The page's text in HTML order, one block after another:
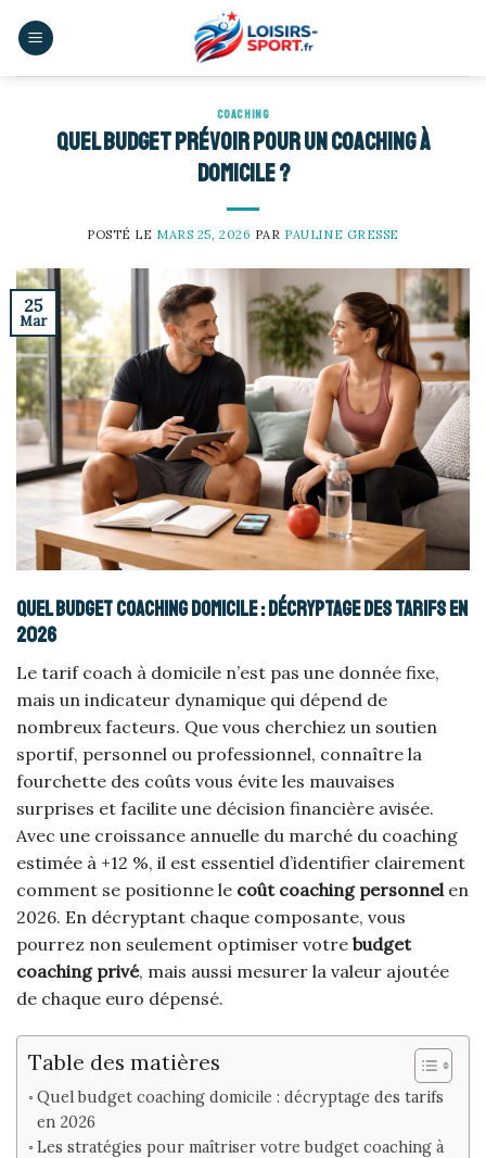
COACHING
Quel budget prévoir pour un coaching à
domicile ?
POSTÉ LE MARS 25, 2026 PAR PAULINE GRESSE
25
Mar
Quel budget coaching domicile : décryptage des tarifs en
2026
Le tarif coach à domicile n’est pas une donnée fixe,
mais un indicateur dynamique qui dépend de
nombreux facteurs. Que vous cherchiez un soutien
sportif, personnel ou professionnel, connaître la
fourchette des coûts vous évite les mauvaises
surprises et facilite une décision financière avisée.
Avec une croissance annuelle du marché du coaching
estimée à +12 %, il est essentiel d’identifier clairement
comment se positionne le coût coaching personnel en
2026. En décryptant chaque composante, vous
pourrez non seulement optimiser votre budget
coaching privé, mais aussi mesurer la valeur ajoutée
de chaque euro dépensé.
Table des matières
Quel budget coaching domicile : décryptage des tarifs
en 2026
Les stratégies pour maîtriser votre budget coaching à